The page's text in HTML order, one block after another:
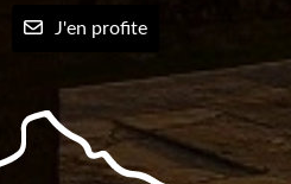
J'en profite